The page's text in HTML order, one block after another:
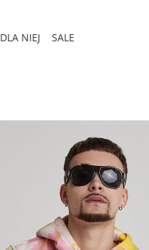
DLA NIEJ SALE